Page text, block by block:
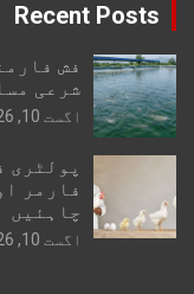
Recent Posts
فش
شرعی
اگست 10, 2026
پولٹری
فارمر
چاہئیں
اگست 10, 2026